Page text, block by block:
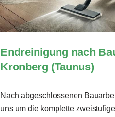
Endreinigung nach
Kronberg (Taunus)
Nach abgeschlossenen
uns um die komplette